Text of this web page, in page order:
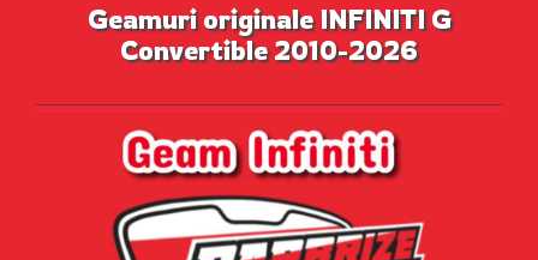
Geamuri originale INFINITI G
Convertible 2010-2026